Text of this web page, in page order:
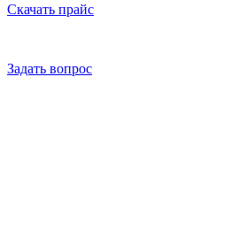
Скачать прайс
Задать вопрос